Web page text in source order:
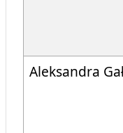
Aleksandra